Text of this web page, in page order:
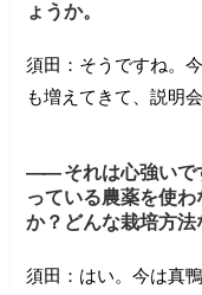
ょうか。
須田：そうですね。
も増えてきて、説明
―― それは心強い
っている農薬を使
か？どんな栽培方法
須田：はい。今は真